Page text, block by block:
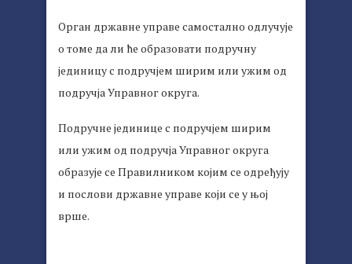
Орган државне управе самостално одлучује
о томе да ли ће образовати подручну
јединицу с подручјем ширим или ужим од
подручја Управног округа.
Подручне јединице с подручјем ширим
или ужим од подручја Управног округа
образује се Правилником којим се одређују
и послови државне управе који се у њој
врше.